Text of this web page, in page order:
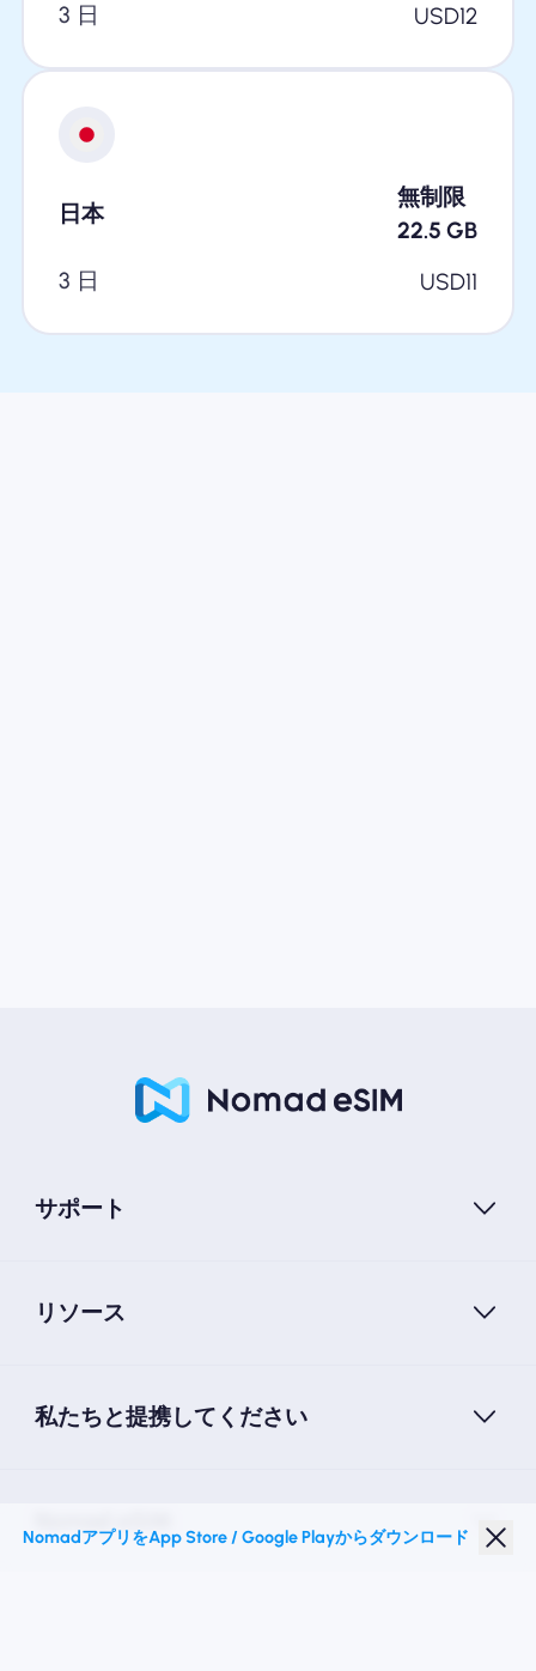
3 日
USD12
日本
無制限
22.5 GB
3 日
USD11
サポート
リソース
私たちと提携してください
NomadアプリをApp Store / Google Playからダウンロード